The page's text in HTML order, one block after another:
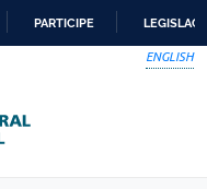
PARTICIPE
ENGLISH